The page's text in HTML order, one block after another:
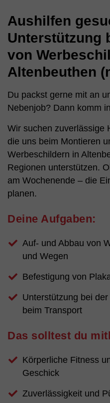
Aushilfen
Unterstützung
von
Altenbeuthen
Du packst gerne mit an
Nebenjob? Dann komm
Wir suchen zuverlässige
die uns beim Montieren
Werbeschildern in
Regionen unterstützen.
am Wochenende – die
planen.
Deine Aufgaben:
Auf- und Abbau von
und Wegen
Befestigung von
Unterstützung bei
beim Transport
Das solltest du
Körperliche Fitness
Geschick
Zuverlässigkeit und